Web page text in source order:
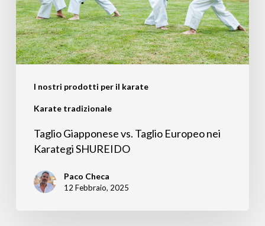
I nostri prodotti per il karate
Karate tradizionale
nei
Karategi
SHUREIDO
Taglio Giapponese vs. Taglio Europeo nei
Karategi SHUREIDO
Paco Checa
12 Febbraio, 2025